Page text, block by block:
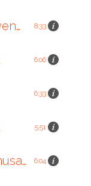
Catalina de Medicis,Leyenda Negra de Francia. 8:33
6:06
6:33
5:51
Lou Andreas-Salome, musa intelectual. 6:04